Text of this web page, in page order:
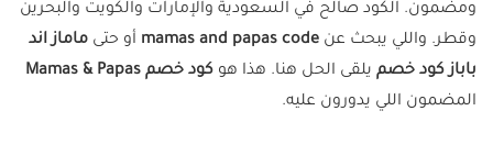
ومضمون. الكود صالح في السعودية والإمارات والكويت والبحرين
وقطر. واللي يبحث عن mamas and papas code أو حتى ماماز اند
باباز كود خصم يلقى الحل هنا. هذا هو كود خصم Mamas & Papas
المضمون اللي يدورون عليه.